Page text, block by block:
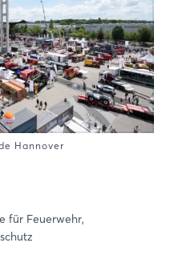
Hannover
für Feuerwehr,